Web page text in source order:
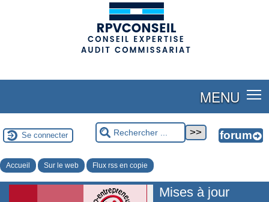
MENU
Se connecter
Accueil Sur le web Flux rss en copie
Mises à jour